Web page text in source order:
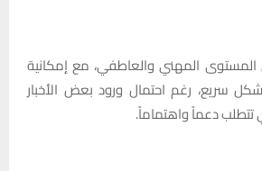
المستوى المهني والعاطفي، مع إمكانية
سريع، رغم احتمال ورود بعض الأخبار
تتطلب دعماً واهتماماً.